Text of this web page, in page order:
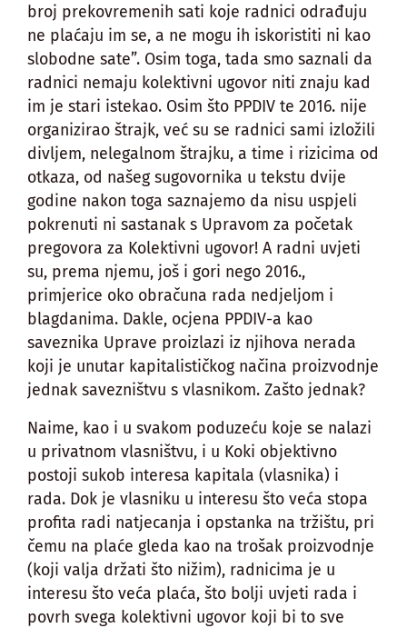
broj prekovremenih sati koje radnici odrađuju
ne plaćaju im se, a ne mogu ih iskoristiti ni kao
slobodne sate”. Osim toga, tada smo saznali da
radnici nemaju kolektivni ugovor niti znaju kad
im je stari istekao. Osim što PPDIV te 2016. nije
organizirao štrajk, već su se radnici sami izložili
divljem, nelegalnom štrajku, a time i rizicima od
otkaza, od našeg sugovornika u tekstu dvije
godine nakon toga saznajemo da nisu uspjeli
pokrenuti ni sastanak s Upravom za početak
pregovora za Kolektivni ugovor! A radni uvjeti
su, prema njemu, još i gori nego 2016.,
primjerice oko obračuna rada nedjeljom i
blagdanima. Dakle, ocjena PPDIV-a kao
saveznika Uprave proizlazi iz njihova nerada
koji je unutar kapitalističkog načina proizvodnje
jednak savezništvu s vlasnikom. Zašto jednak?
Naime, kao i u svakom poduzeću koje se nalazi
u privatnom vlasništvu, i u Koki objektivno
postoji sukob interesa kapitala (vlasnika) i
rada. Dok je vlasniku u interesu što veća stopa
profita radi natjecanja i opstanka na tržištu, pri
čemu na plaće gleda kao na trošak proizvodnje
(koji valja držati što nižim), radnicima je u
interesu što veća plaća, što bolji uvjeti rada i
povrh svega kolektivni ugovor koji bi to sve